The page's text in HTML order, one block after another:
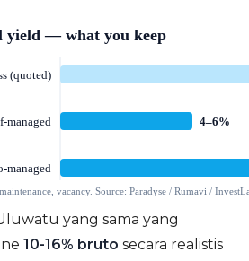
yang sama yang
10-16% bruto secara realistis